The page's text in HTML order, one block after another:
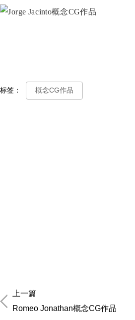
标签： 概念CG作品
上一篇
Romeo Jonathan概念CG作品